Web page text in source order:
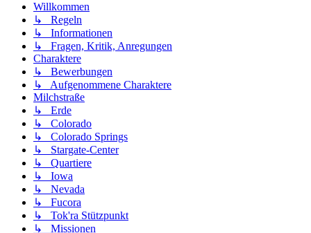
Willkommen
↳ Regeln
↳ Informationen
↳ Fragen, Kritik, Anregungen
Charaktere
↳ Bewerbungen
↳ Aufgenommene Charaktere
Milchstraße
↳ Erde
↳ Colorado
↳ Colorado Springs
↳ Stargate-Center
↳ Quartiere
↳ Iowa
↳ Nevada
↳ Fucora
↳ Tok'ra Stützpunkt
↳ Missionen